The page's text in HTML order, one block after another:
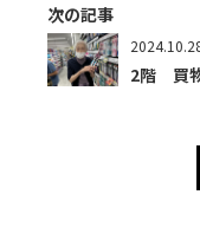
次の記事
2階 買